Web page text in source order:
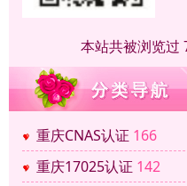
本站共被浏览过
重庆CNAS认证 166
重庆17025认证 142